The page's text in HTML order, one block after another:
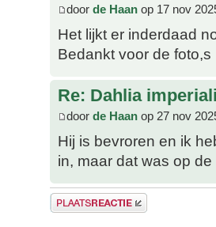
door de Haan op 17 nov
Het lijkt er inderdaad
Bedankt voor de foto,s
Re: Dahlia
door de Haan op 27 nov
Hij is bevroren en ik
in, maar dat was op
Plaats een reactie